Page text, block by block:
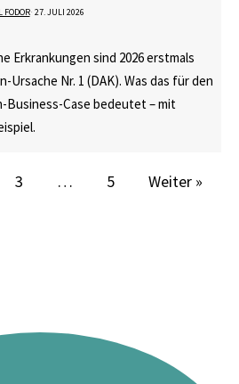
FODOR⋅ 27. JULI 2026
Erkrankungen sind 2026 erstmals
Ursache Nr. 1 (DAK). Was das für den
Business-Case bedeutet – mit
3 … 5 Weiter »